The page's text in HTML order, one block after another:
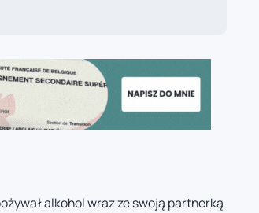
alkohol wraz ze swoją partnerką